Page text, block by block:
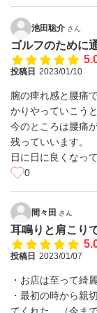
池田聡介 さん
ゴルフのために
投稿日 2023/01/10
腕の痺れ感と腰痛
かりやっていこう
今のところは腰痛
残っていいます。
日に日に良くなっ
0
間々田 さん
耳鳴りと肩こりで
投稿日 2023/01/07
・お店は至って綺
・最初の時から親